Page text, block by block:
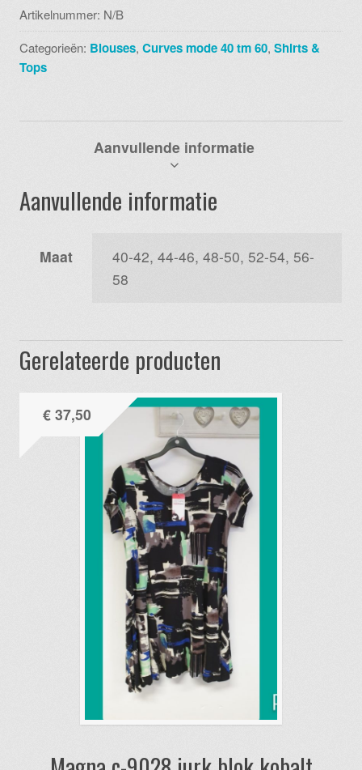
kobalt
wit
aantal
Artikelnummer: N/B
Categorieën: Blouses,Curves mode 40 tm 60,Shirts &
Tops
Aanvullende informatie
Aanvullende informatie
Maat
40-42, 44-46, 48-50, 52-54, 56-
58
Gerelateerde producten
€37,50